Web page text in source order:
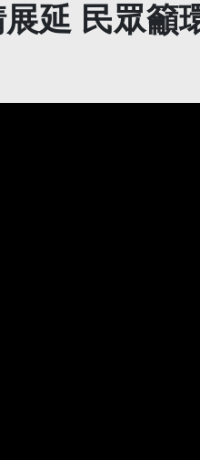
延 民眾籲